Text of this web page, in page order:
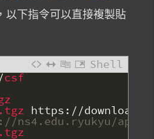
以下指令可以直接複製貼
Shell
csf
https: //download
ns4.edu.ryukyu/
.tgz